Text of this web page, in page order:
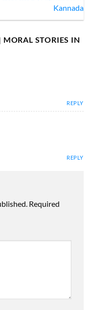
Kannada
MORAL STORIES IN
REPLY
REPLY
Required